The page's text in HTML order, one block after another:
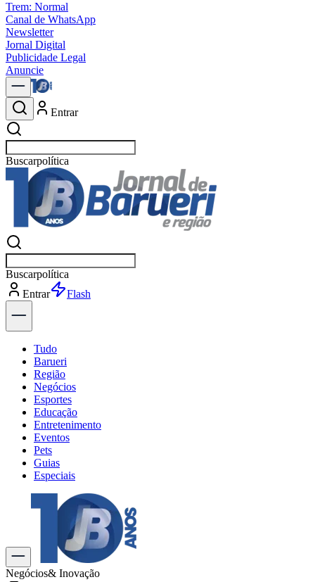
Trem: Normal
Canal de WhatsApp
Newsletter
Jornal Digital
Publicidade Legal
Anuncie
Entrar
Buscarnotícias em B
Buscarnotícias em B
Entrar
Explorar
Tudo
Barueri
Região
Negócios
Esportes
Educação
Entretenimento
Eventos
Pets
Guias
Especiais
Explore Tudo
Últimas Notícias
Previsão do Tempo
Trânsito e Rotas
Dia a Dia & Lazer
Negócios& Inovação